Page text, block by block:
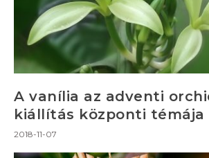
A vanília az adventi
kiállítás központi témája
2018-11-07